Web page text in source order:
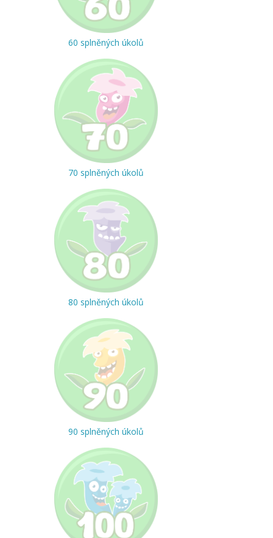
60 splněných úkolů
70 splněných úkolů
80 splněných úkolů
90 splněných úkolů